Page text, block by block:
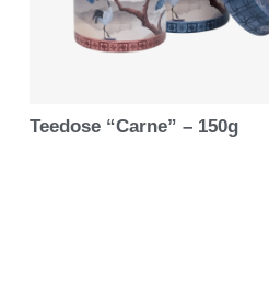
Teedose “Carne” – 150g